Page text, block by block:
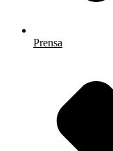
Prensa